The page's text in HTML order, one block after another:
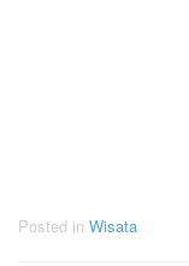
Posted in Wisata